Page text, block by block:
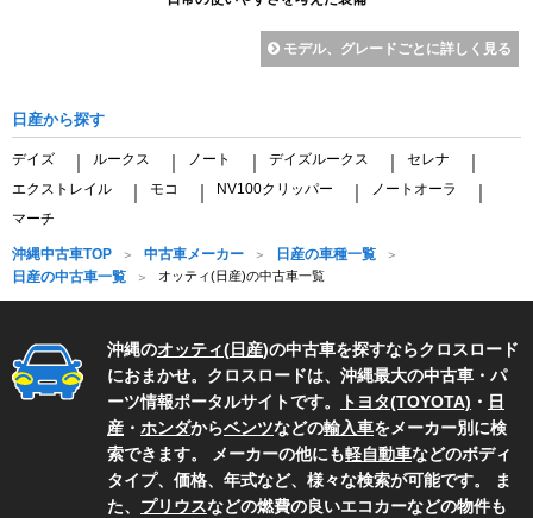
モデル、グレードごとに詳しく見る
日産から探す
デイズ ルークス ノート デイズルークス セレナ
エクストレイル モコ NV100クリッパー ノートオーラ
マーチ
沖縄中古車TOP 中古車メーカー
日産の車種一覧
日産の中古車一覧
オッティ(日産)の中古車一覧
沖縄のオッティ(日産)の中古車を探すならクロスロード
におまかせ。クロスロードは、沖縄最大の中古車・パ
ーツ情報ポータルサイトです。
トヨタ(TOYOTA) ・ 日
産 ・ ホンダからベンツなどの輸入車をメーカー別に検
索できます。 メーカーの他にも軽自動車などのボディ
タイプ、価格、年式など、様々な検索が可能です。 ま
た、 プリウスなどの燃費の良いエコカーなどの物件も